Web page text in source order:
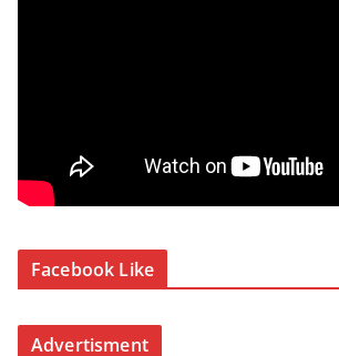
Facebook Like
Advertisment